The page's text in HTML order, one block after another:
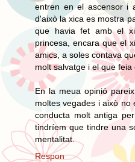
entren en el ascensor i
d'això la xica es mostra
que havia fet amb el
princesa, encara que el
amics, a soles contava
molt salvatge i el que
En la meua opinió
moltes vegades i això no
conducta molt antiga
tindríem que tindre una
mentalitat.
Respon